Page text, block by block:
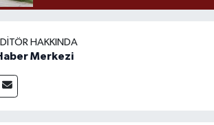
HAKKINDA
Merkezi